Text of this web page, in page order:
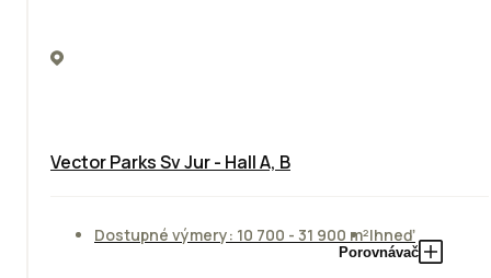
Vector Parks Sv Jur - Hall A, B
Dostupné výmery: 10 700 - 31 900 m²Ihneď
Porovnávač